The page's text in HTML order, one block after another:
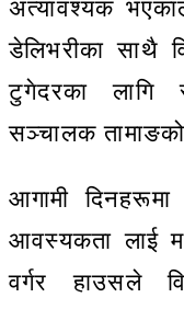
अत्यावश्यक
डेलिभरीका साथै
टुगेदरका लागि
सञ्चालक
आगामी
आवस्यकता लाई
वर्गर हाउसले